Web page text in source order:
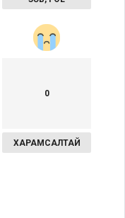
0
ХАРАМСАЛТАЙ